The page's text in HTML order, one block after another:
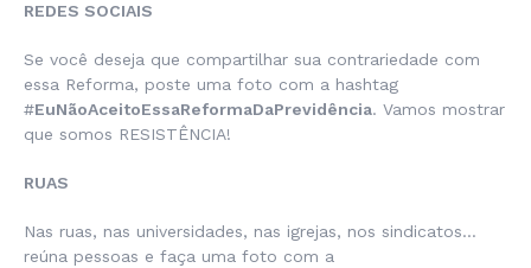
REDES SOCIAIS
Se você deseja que compartilhar sua contrariedade com
essa Reforma, poste uma foto com a hashtag
#EuNãoAceitoEssaReformaDaPrevidência. Vamos mostrar
que somos RESISTÊNCIA!
RUAS
Nas ruas, nas universidades, nas igrejas, nos sindicatos…
reúna pessoas e faça uma foto com a